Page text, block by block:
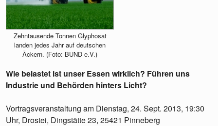
Zehntausende Tonnen Glyphosat
landen jedes Jahr auf deutschen
Äckern. (Foto: BUND e.V.)
Wie belastet ist unser Essen wirklich? Führen uns
Industrie und Behörden hinters Licht?
Vortragsveranstaltung am Dienstag, 24. Sept. 2013, 19:30
Uhr, Drostei, Dingstätte 23, 25421 Pinneberg